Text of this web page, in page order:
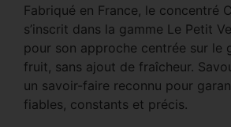
Fabriqué en France, le concentré
s’inscrit dans la gamme Le Petit
pour son approche centrée sur le
fruit, sans ajout de fraîcheur.
un savoir-faire reconnu pour
fiables, constants et précis.